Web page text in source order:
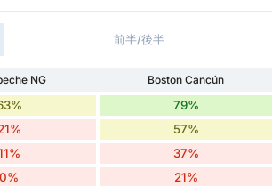
前半/後半
NG
Boston Cancún
79%
57%
37%
0% 21%